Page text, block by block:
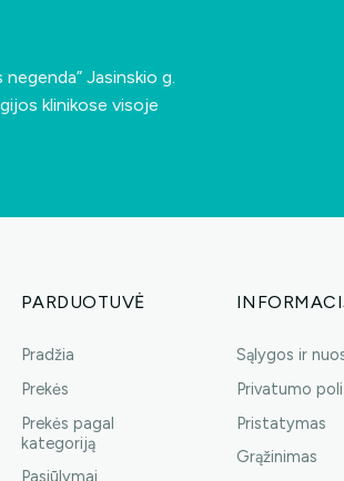
Jasinskio g.
klinikose visoje
PARDUOTUVĖ
Pradžia
Prekės
Prekės pagal
kategoriją
Sąlygos ir
Privatumo
Pristatymas
Grąžinimas